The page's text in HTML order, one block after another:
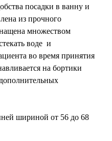
посадки в ванну и
из прочного
множеством
воде и
во время принятия
на бортики
шириной от 56 до 68